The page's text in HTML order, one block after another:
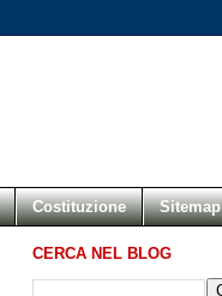
Costituzione Sitemap
CERCA NEL BLOG